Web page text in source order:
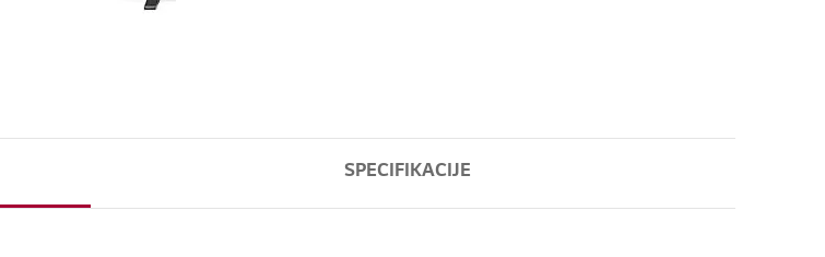
SPECIFIKACIJE